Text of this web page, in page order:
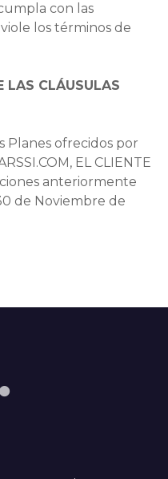
con las
los términos de
LAS CLÁUSULAS
Planes ofrecidos por
EL CLIENTE
anteriormente
de Noviembre de